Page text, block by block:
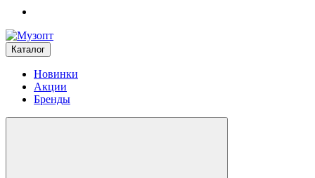
Каталог
Новинки
Акции
Бренды